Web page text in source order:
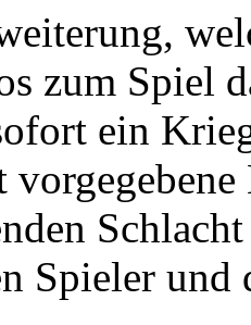
zum Spiel
ein
Spieler und